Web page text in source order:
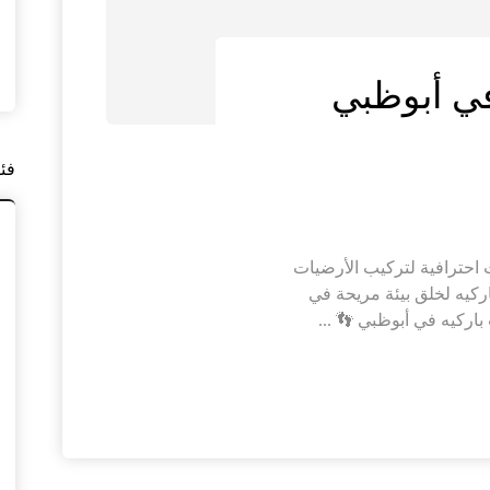
أبوظبي
لتركيب الأرضيات
لخلق بيئة مريحة في
في أبوظبي 👣 ...